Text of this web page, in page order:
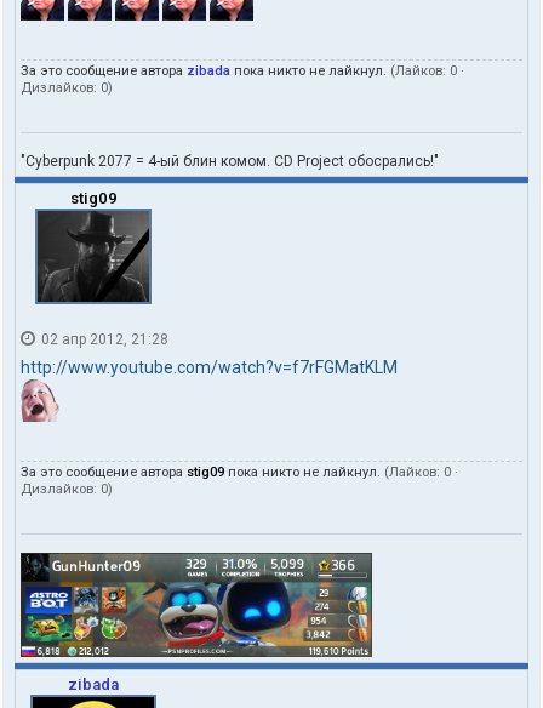
За это сообщение автора zibada пока никто не лайкнул. (Лайков: 0 ·
Дизлайков: 0)
"Cyberpunk 2077 = 4-ый блин комом. CD Project обосрались!"
stig09
02 апр 2012, 21:28
http://www.youtube.com/watch?v=f7rFGMatKLM
За это сообщение автора stig09 пока никто не лайкнул. (Лайков: 0 ·
Дизлайков: 0)
zibada